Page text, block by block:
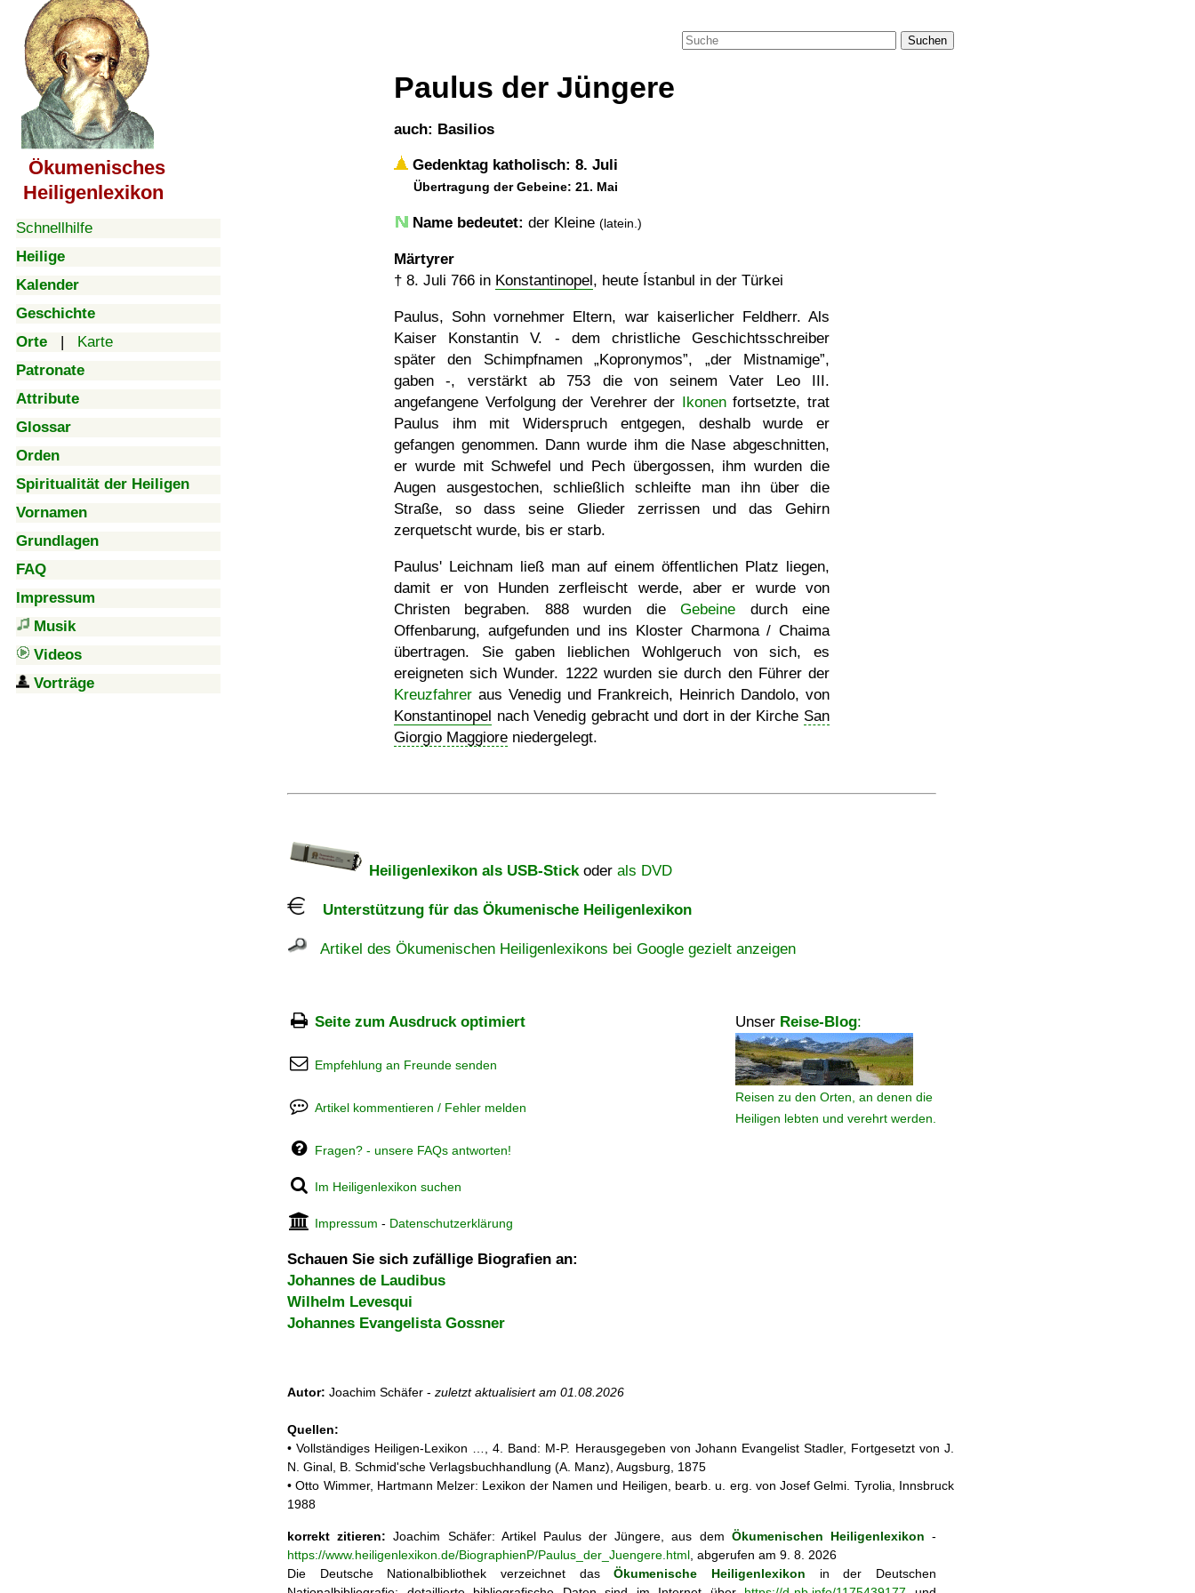
Ökumenisches
Heiligenlexikon
Schnellhilfe
Heilige
Kalender
Geschichte
Orte | Karte
Patronate
Attribute
Glossar
Orden
Spiritualität der Heiligen
Vornamen
Grundlagen
FAQ
Impressum
Musik
Videos
Vorträge
Suchen
Paulus der Jüngere
auch: Basilios
Gedenktag katholisch: 8. Juli
Übertragung der Gebeine: 21. Mai
Name bedeutet: der Kleine (latein.)
Märtyrer
† 8. Juli 766 in Konstantinopel, heute Ístanbul in der Türkei
Paulus, Sohn vornehmer Eltern, war kaiserlicher Feldherr. Als
Kaiser Konstantin V. - dem christliche Geschichtsschreiber
später den Schimpfnamen Kopronymos , der Mistnamige ,
gaben -, verstärkt ab 753 die von seinem Vater Leo III.
angefangene Verfolgung der Verehrer der Ikonenfortsetzte, trat
Paulus ihm mit Widerspruch entgegen, deshalb wurde er
gefangen genommen. Dann wurde ihm die Nase abgeschnitten,
er wurde mit Schwefel und Pech übergossen, ihm wurden die
Augen ausgestochen, schließlich schleifte man ihn über die
Straße, so dass seine Glieder zerrissen und das Gehirn
zerquetscht wurde, bis er starb.
Paulus' Leichnam ließ man auf einem öffentlichen Platz liegen,
damit er von Hunden zerfleischt werde, aber er wurde von
Christen begraben. 888 wurden dieGebeine durch eine
Offenbarung, aufgefunden und ins Kloster Charmona / Chaima
übertragen. Sie gaben lieblichen Wohlgeruch von sich, es
ereigneten sich Wunder. 1222 wurden sie durch den Führer der
Kreuzfahrer aus Venedig und Frankreich, Heinrich Dandolo, von
Konstantinopel nach Venedig gebracht und dort in der Kirche San
Giorgio Maggiore niedergelegt.
Heiligenlexikon als USB-Stickoder als DVD
Unterstützung für das Ökumenische Heiligenlexikon
Artikel des Ökumenischen Heiligenlexikons bei Google gezielt anzeigen
Seite zum Ausdruck optimiert Unser Reise-Blog:
Reisen zu den Orten, an denen die
Heiligen lebten und verehrt werden.
Empfehlung an Freunde senden
Artikel kommentieren / Fehler melden
Fragen? - unsere FAQs antworten!
Im Heiligenlexikon suchen
Impressum - Datenschutzerklärung
Schauen Sie sich zufällige Biografien an:
Johannes de Laudibus
Wilhelm Levesqui
Johannes Evangelista Gossner
Autor: Joachim Schäfer - zuletzt aktualisiert am 01.08.2026
Quellen:
• Vollständiges Heiligen-Lexikon …, 4. Band: M-P. Herausgegeben von Johann Evangelist Stadler, Fortgesetzt von J.
N. Ginal, B. Schmid'sche Verlagsbuchhandlung (A. Manz), Augsburg, 1875
• Otto Wimmer, Hartmann Melzer: Lexikon der Namen und Heiligen, bearb. u. erg. von Josef Gelmi. Tyrolia, Innsbruck
1988
korrekt zitieren: Joachim Schäfer: Artikel Paulus der Jüngere, aus dem Ökumenischen Heiligenlexikon -
https://www.heiligenlexikon.de/BiographienP/Paulus_der_Juengere.html , abgerufen am 9. 8. 2026
Die Deutsche Nationalbibliothek verzeichnet dasÖkumenische Heiligenlexikon in der Deutschen